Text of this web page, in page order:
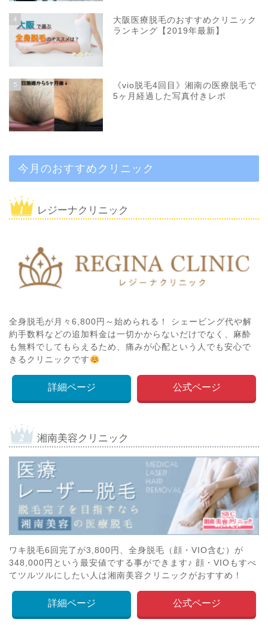
4
大阪医療脱毛のおすすめクリニック
ランキング【2019年最新】
5
《vio脱毛4回目》湘南の医療脱毛で
5ヶ月経過した写真付きレポ
今月のおすすめクリニック
レジーナクリニック
全身脱毛が月々6,800円～始められる！ シェービング代や解
約手数料などの追加料金は一切かからないだけでなく、麻酔
も無料でしてもらえるため、痛みが心配という人でも安心で
きるクリニックです
詳細ページ 公式ページ
湘南美容クリニック
ワキ脱毛6回完了が3,800円、全身脱毛（顔・VIO含む）が
348,000円という最安値でする事ができます♪ 顔・VIOもすべ
てツルツルにしたい人は湘南美容クリニックがおすすめ！
詳細ページ 公式ページ